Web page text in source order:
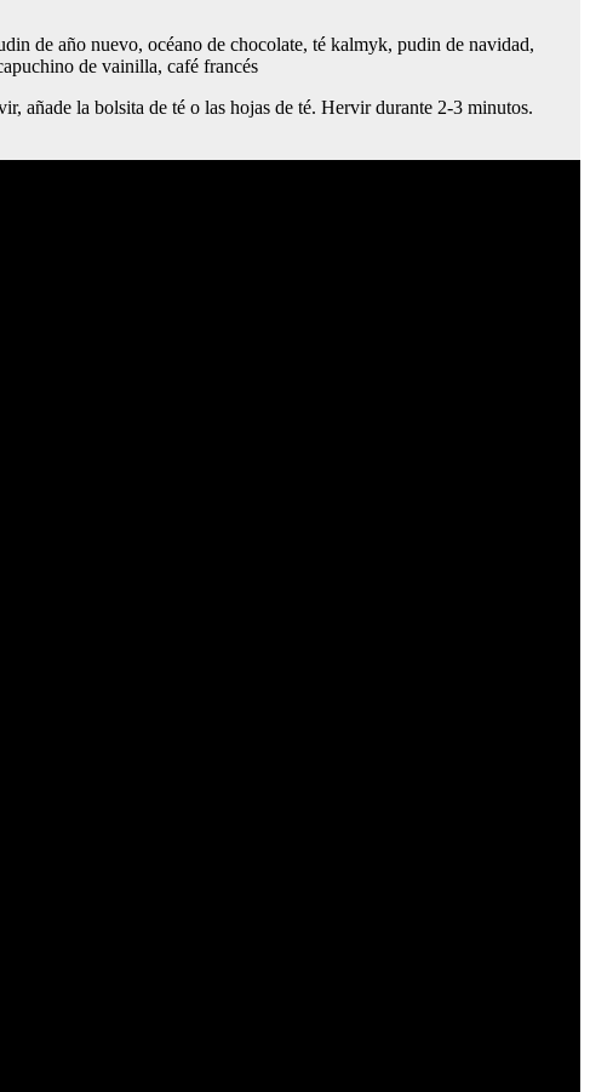
de año nuevo, océano de chocolate, té kalmyk, pudin de navidad,
de vainilla, café francés
añade la bolsita de té o las hojas de té. Hervir durante 2-3 minutos.